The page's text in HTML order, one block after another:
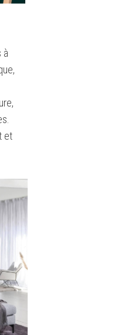
à
et